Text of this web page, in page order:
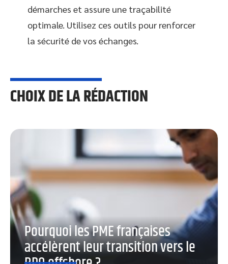
démarches et assure une traçabilité
optimale. Utilisez ces outils pour renforcer
la sécurité de vos échanges.
CHOIX DE LA RÉDACTION
Pourquoi les PME françaises
accélèrent leur transition vers le